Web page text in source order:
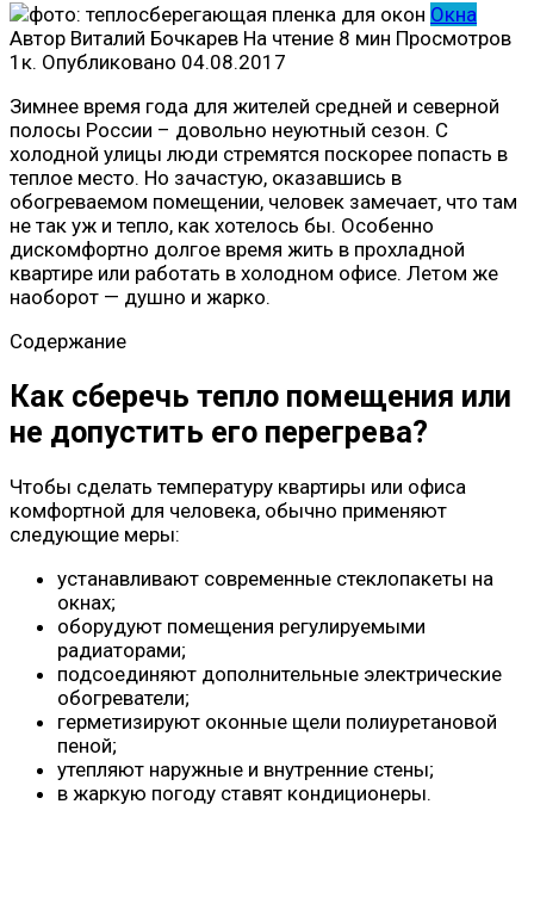
Окна
Автор Виталий Бочкарев На чтение 8 мин Просмотров
1к. Опубликовано 04.08.2017
Зимнее время года для жителей средней и северной
полосы России – довольно неуютный сезон. С
холодной улицы люди стремятся поскорее попасть в
теплое место. Но зачастую, оказавшись в
обогреваемом помещении, человек замечает, что там
не так уж и тепло, как хотелось бы. Особенно
дискомфортно долгое время жить в прохладной
квартире или работать в холодном офисе. Летом же
наоборот — душно и жарко.
Содержание
Как сберечь тепло помещения или
не допустить его перегрева?
Чтобы сделать температуру квартиры или офиса
комфортной для человека, обычно применяют
следующие меры:
устанавливают современные стеклопакеты на
окнах;
оборудуют помещения регулируемыми
радиаторами;
подсоединяют дополнительные электрические
обогреватели;
герметизируют оконные щели полиуретановой
пеной;
утепляют наружные и внутренние стены;
в жаркую погоду ставят кондиционеры.